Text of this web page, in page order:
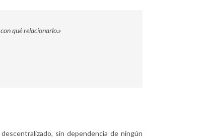
qué relacionarlo.»
sin dependencia de ningún